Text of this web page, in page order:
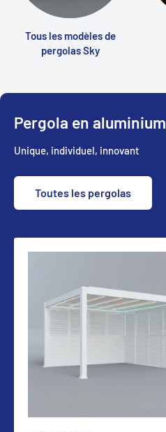
Tous les modèles de
pergolas Sky
Pergola en aluminium
Unique, individuel, innovant
Toutes les pergolas